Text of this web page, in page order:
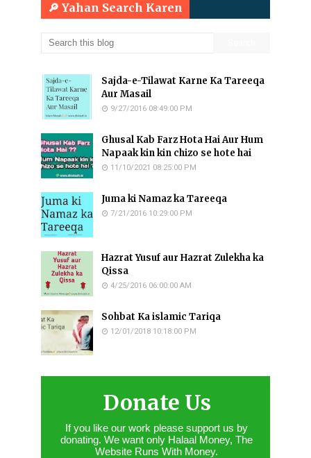
🔎 Yahan Search Karen
Sajda-e-Tilawat Karne Ka Tareeqa
Aur Masail
9/27/2016 08:49:00 PM
Ghusal Kab Farz Hota Hai Aur Hum
Napaak kin kin chizo se hote hai
11/10/2021 08:25:00 PM
Juma ki Namaz ka Tareeqa
7/21/2016 10:29:00 PM
Hazrat Yusuf aur Hazrat Zulekha ka
Qissa
4/25/2016 06:00:00 AM
Sohbat Ka islamic Tariqa
12/01/2018 10:18:00 PM
Donate Us
If you like our work please support us by
donating. We want only Halaal Money, The
Website Runs With Money.